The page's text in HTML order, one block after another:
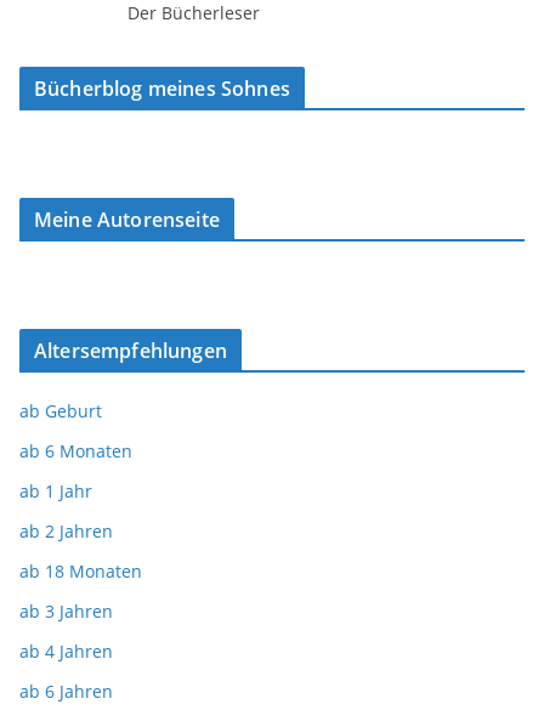
Der Bücherleser
Bücherblog meines Sohnes
Meine Autorenseite
Altersempfehlungen
ab Geburt
ab 6 Monaten
ab 1 Jahr
ab 2 Jahren
ab 18 Monaten
ab 3 Jahren
ab 4 Jahren
ab 6 Jahren